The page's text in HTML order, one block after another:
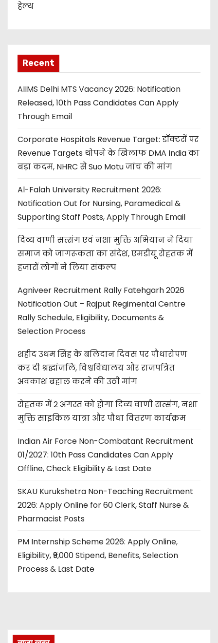
हेल्थ
Recent
AIIMS Delhi MTS Vacancy 2026: Notification
Released, 10th Pass Candidates Can Apply
Through Email
Corporate Hospitals Revenue Target: डॉक्टरों पर
Revenue Targets थोपने के खिलाफ DMA India का
बड़ा कदम, NHRC से Suo Motu जांच की मांग
Al-Falah University Recruitment 2026:
Notification Out for Nursing, Paramedical &
Supporting Staff Posts, Apply Through Email
दिव्य वाणी सत्संग एवं नशा मुक्ति अभियान ने दिया
समाज को जागरूकता का संदेश, एमडीयू रोहतक में
हजारों लोगों ने लिया संकल्प
Agniveer Recruitment Rally Fatehgarh 2026
Notification Out – Rajput Regimental Centre
Rally Schedule, Eligibility, Documents &
Selection Process
शहीद उधम सिंह के बलिदान दिवस पर पौधारोपण
कर दी श्रद्धांजलि, विश्वविद्यालय और राजपत्रित
अवकाश बहाल करने की उठी मांग
रोहतक में 2 अगस्त को होगा दिव्य वाणी सत्संग, नशा
मुक्ति साइकिल यात्रा और पौधा वितरण कार्यक्रम
Indian Air Force Non-Combatant Recruitment
01/2027: 10th Pass Candidates Can Apply
Offline, Check Eligibility & Last Date
SKAU Kurukshetra Non-Teaching Recruitment
2026: Apply Online for 60 Clerk, Staff Nurse &
Pharmacist Posts
PM Internship Scheme 2026: Apply Online,
Eligibility, ₹9,000 Stipend, Benefits, Selection
Process & Last Date